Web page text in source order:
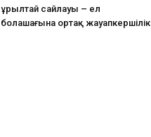
Құрылтай сайлауы – ел
болашағына ортақ жауапкершілік